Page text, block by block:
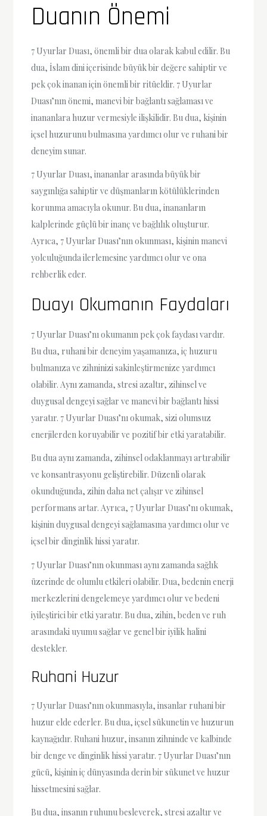
Duanın Önemi
7 Uyurlar Duası, önemli bir dua olarak kabul edilir. Bu
dua, İslam dini içerisinde büyük bir değere sahiptir ve
pek çok inanan için önemli bir ritüeldir. 7 Uyurlar
Duası’nın önemi, manevi bir bağlantı sağlaması ve
inananlara huzur vermesiyle ilişkilidir. Bu dua, kişinin
içsel huzurunu bulmasına yardımcı olur ve ruhani bir
deneyim sunar.
7 Uyurlar Duası, inananlar arasında büyük bir
saygınlığa sahiptir ve düşmanların kötülüklerinden
korunma amacıyla okunur. Bu dua, inananların
kalplerinde güçlü bir inanç ve bağlılık oluşturur.
Ayrıca, 7 Uyurlar Duası’nın okunması, kişinin manevi
yolculuğunda ilerlemesine yardımcı olur ve ona
rehberlik eder.
Duayı Okumanın Faydaları
7 Uyurlar Duası’nı okumanın pek çok faydası vardır.
Bu dua, ruhani bir deneyim yaşamanıza, iç huzuru
bulmanıza ve zihninizi sakinleştirmenize yardımcı
olabilir. Aynı zamanda, stresi azaltır, zihinsel ve
duygusal dengeyi sağlar ve manevi bir bağlantı hissi
yaratır. 7 Uyurlar Duası’nı okumak, sizi olumsuz
enerjilerden koruyabilir ve pozitif bir etki yaratabilir.
Bu dua aynı zamanda, zihinsel odaklanmayı artırabilir
ve konsantrasyonu geliştirebilir. Düzenli olarak
okunduğunda, zihin daha net çalışır ve zihinsel
performans artar. Ayrıca, 7 Uyurlar Duası’nı okumak,
kişinin duygusal dengeyi sağlamasına yardımcı olur ve
içsel bir dinginlik hissi yaratır.
7 Uyurlar Duası’nın okunması aynı zamanda sağlık
üzerinde de olumlu etkileri olabilir. Dua, bedenin enerji
merkezlerini dengelemeye yardımcı olur ve bedeni
iyileştirici bir etki yaratır. Bu dua, zihin, beden ve ruh
arasındaki uyumu sağlar ve genel bir iyilik halini
destekler.
Ruhani Huzur
7 Uyurlar Duası’nın okunmasıyla, insanlar ruhani bir
huzur elde ederler. Bu dua, içsel sükunetin ve huzurun
kaynağıdır. Ruhani huzur, insanın zihninde ve kalbinde
bir denge ve dinginlik hissi yaratır. 7 Uyurlar Duası’nın
gücü, kişinin iç dünyasında derin bir sükunet ve huzur
hissetmesini sağlar.
Bu dua, insanın ruhunu besleyerek, stresi azaltır ve